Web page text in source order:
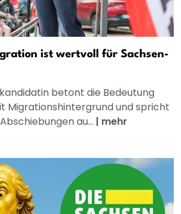
ist wertvoll für Sachsen-
betont die Bedeutung
Migrationshintergrund und spricht
au... | mehr